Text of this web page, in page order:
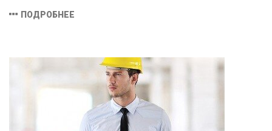
предотвратить ошибки на этапе строительства и
ПОДРОБНЕЕ